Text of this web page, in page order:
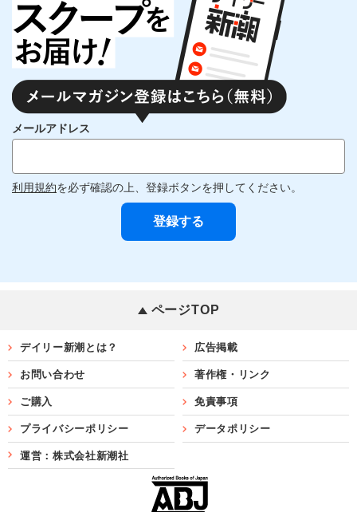
メールアドレス
利用規約を必ず確認の上、登録ボタンを押してください。
ページTOP
デイリー新潮とは？ 広告掲載
お問い合わせ 著作権・リンク
ご購入 免責事項
プライバシーポリシー データポリシー
運営：株式会社新潮社